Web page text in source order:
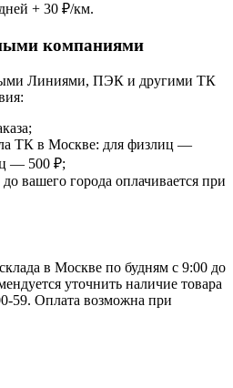
+ 30 ₽/км.
компаниями
Линиями, ПЭК и другими ТК
ТК в Москве: для физлиц —
— 500 ₽;
вашего города оплачивается при
в Москве по будням с 9:00 до
уточнить наличие товара
59. Оплата возможна при